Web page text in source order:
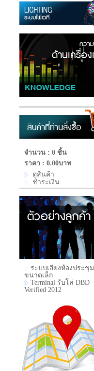
จำนวน : 0 ชิ้น
ราคา : 0.00บาท
ดูสินค้า
ชำระเงิน
ระบบเสียงห้องประชุม
ขนาดเล็ก
Terminal รับโล่ DBD
Verified 2012